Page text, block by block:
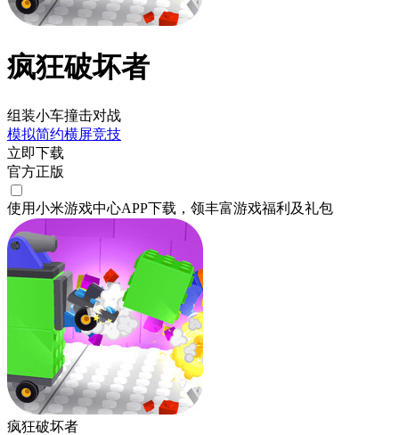
疯狂破坏者
组装小车撞击对战
模拟简约横屏竞技
立即下载
官方正版
使用小米游戏中心APP下载 ，领丰富游戏福利 及礼包
疯狂破坏者